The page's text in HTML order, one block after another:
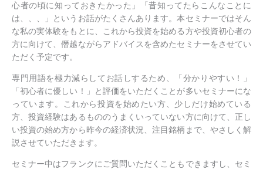
心者の頃に知っておきたかった」「昔知ってたらこんなことに
は、、、」というお話がたくさんあります。本セミナーではそん
な私の実体験をもとに、これから投資を始める方や投資初心者の
方に向けて、僭越ながらアドバイスを含めたセミナーをさせてい
ただく予定です。
専門用語を極力減らしてお話しするため、「分かりやすい！」
「初心者に優しい！」と評価をいただくことが多いセミナーにな
っています。これから投資を始めたい方、少しだけ始めている
方、投資経験はあるもののうまくいっていない方に向けて、正し
い投資の始め方から昨今の経済状況、注目銘柄まで、やさしく解
説させていただきます。
セミナー中はフランクにご質問いただくこともできますし、セミ